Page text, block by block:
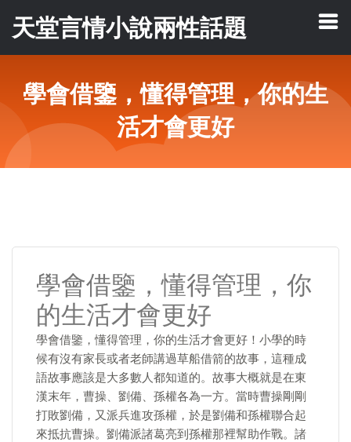
天堂言情小說兩性話題
學會借鑒，懂得管理，你的生
活才會更好
學會借鑒，懂得管理，你
的生活才會更好
學會借鑒，懂得管理，你的生活才會更好！小學的時
候有沒有家長或者老師講過草船借箭的故事，這種成
語故事應該是大多數人都知道的。故事大概就是在東
漢末年，曹操、劉備、孫權各為一方。當時曹操剛剛
打敗劉備，又派兵進攻孫權，於是劉備和孫權聯合起
來抵抗曹操。劉備派諸葛亮到孫權那裡幫助作戰。諸